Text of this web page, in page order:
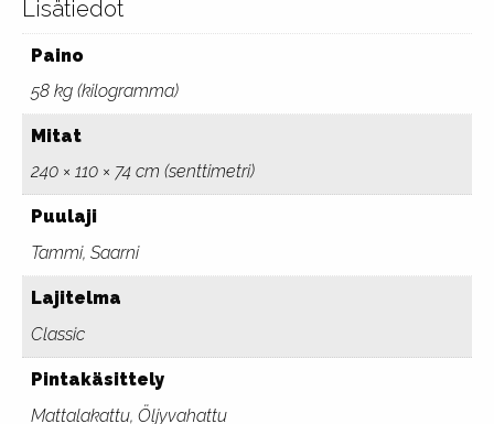
Lisätiedot
Paino
58 kg (kilogramma)
Mitat
240 × 110 × 74 cm (senttimetri)
Puulaji
Tammi, Saarni
Lajitelma
Classic
Pintakäsittely
Mattalakattu, Öljyvahattu